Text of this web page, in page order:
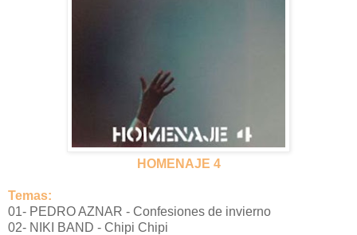
HOMENAJE 4
Temas:
01- PEDRO AZNAR - Confesiones de invierno
02- NIKI BAND - Chipi Chipi